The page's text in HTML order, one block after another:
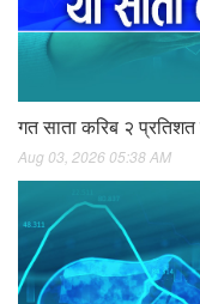
गत साता करिब २
Aug 03, 2026 05:38 AM